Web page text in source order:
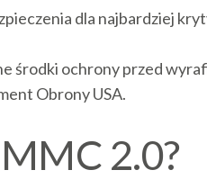
dla najbardziej
środki ochrony przed
Obrony USA.
2.0?